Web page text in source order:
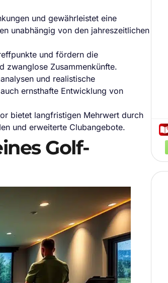
und gewährleistet eine
unabhängig von den jahreszeitlichen
und fördern die
zwanglose Zusammenkünfte.
und realistische
ernsthafte Entwicklung von
bietet langfristigen Mehrwert durch
und erweiterte Clubangebote.
Golf-